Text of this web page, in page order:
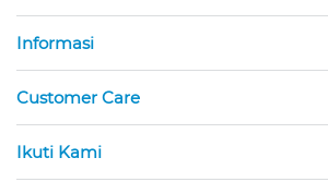
Informasi
Customer Care
Ikuti Kami